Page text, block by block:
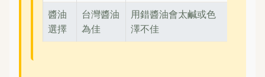
醬油
選擇
台灣醬油
為佳
用錯醬油會太鹹或色
澤不佳